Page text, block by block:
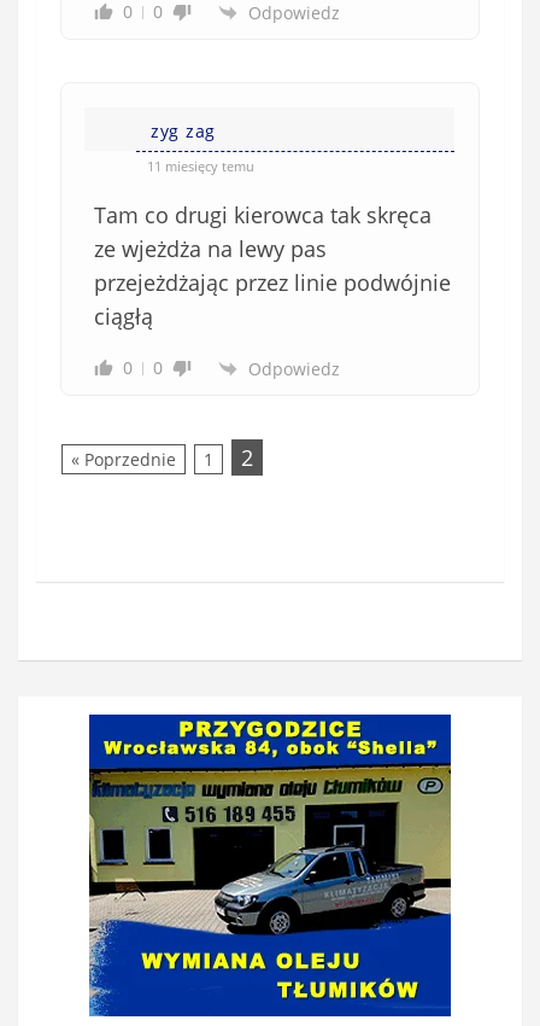
0 0 Odpowiedz
zyg zag
11 miesięcy temu
Tam co drugi kierowca tak skręca
ze wjeżdża na lewy pas
przejeżdżając przez linie podwójnie
ciągłą
0 0 Odpowiedz
« Poprzednie 1 2